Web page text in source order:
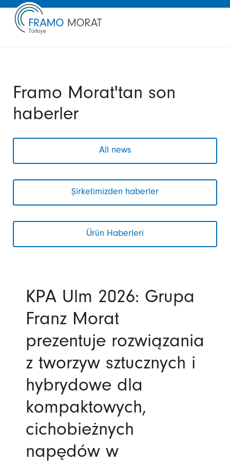
Framo Morat'tan son
haberler
All news
Şirketimizden haberler
Ürün Haberleri
KPA Ulm 2026: Grupa
Franz Morat
prezentuje rozwiązania
z tworzyw sztucznych i
hybrydowe dla
kompaktowych,
cichobieżnych
napędów w